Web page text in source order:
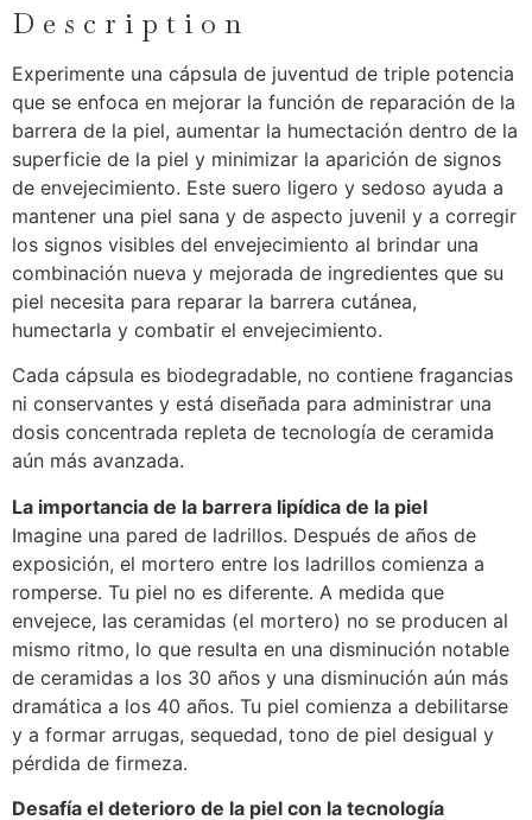
Description
Experimente una cápsula de juventud de triple potencia
que se enfoca en mejorar la función de reparación de la
barrera de la piel, aumentar la humectación dentro de la
superficie de la piel y minimizar la aparición de signos
de envejecimiento. Este suero ligero y sedoso ayuda a
mantener una piel sana y de aspecto juvenil y a corregir
los signos visibles del envejecimiento al brindar una
combinación nueva y mejorada de ingredientes que su
piel necesita para reparar la barrera cutánea,
humectarla y combatir el envejecimiento.
Cada cápsula es biodegradable, no contiene fragancias
ni conservantes y está diseñada para administrar una
dosis concentrada repleta de tecnología de ceramida
aún más avanzada.
La importancia de la barrera lipídica de la piel
Imagine una pared de ladrillos. Después de años de
exposición, el mortero entre los ladrillos comienza a
romperse. Tu piel no es diferente. A medida que
envejece, las ceramidas (el mortero) no se producen al
mismo ritmo, lo que resulta en una disminución notable
de ceramidas a los 30 años y una disminución aún más
dramática a los 40 años. Tu piel comienza a debilitarse
y a formar arrugas, sequedad, tono de piel desigual y
pérdida de firmeza.
Desafía el deterioro de la piel con la tecnología